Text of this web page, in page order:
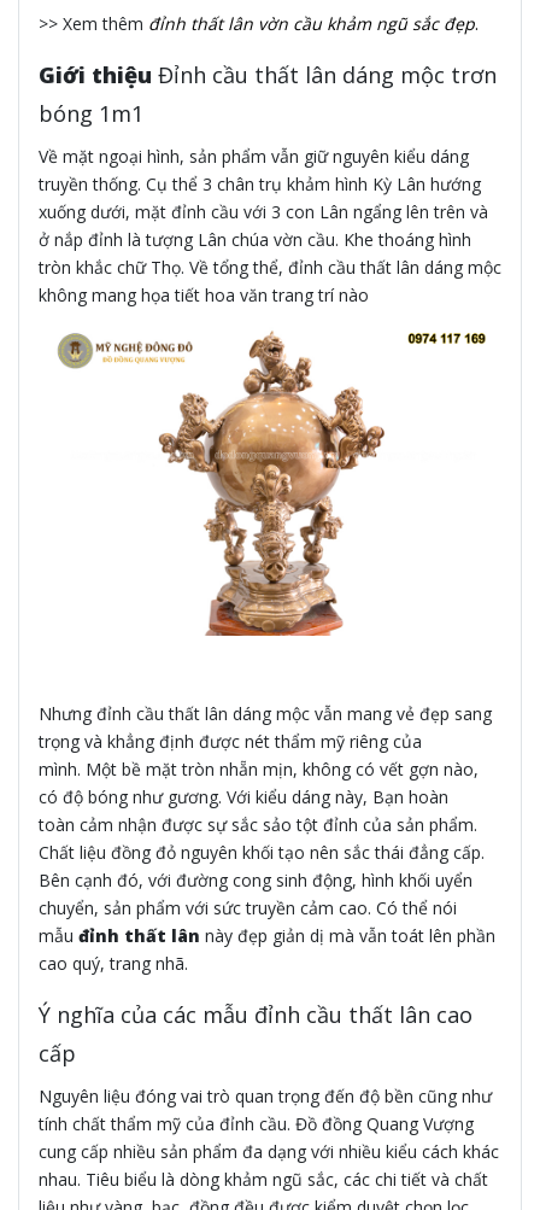
>> Xem thêm đỉnh thất lân vờn cầu khảm ngũ sắc đẹp.
Giới thiệu Đỉnh cầu thất lân dáng mộc trơn
bóng 1m1
Về mặt ngoại hình, sản phẩm vẫn giữ nguyên kiểu dáng
truyền thống. Cụ thể 3 chân trụ khảm hình Kỳ Lân hướng
xuống dưới, mặt đỉnh cầu với 3 con Lân ngẩng lên trên và
ở nắp đỉnh là tượng Lân chúa vờn cầu. Khe thoáng hình
tròn khắc chữ Thọ. Về tổng thể, đỉnh cầu thất lân dáng mộc
không mang họa tiết hoa văn trang trí nào
Nhưng đỉnh cầu thất lân dáng mộc vẫn mang vẻ đẹp sang
trọng và khẳng định được nét thẩm mỹ riêng của
mình. Một bề mặt tròn nhẵn mịn, không có vết gợn nào,
có độ bóng như gương. Với kiểu dáng này, Bạn hoàn
toàn cảm nhận được sự sắc sảo tột đỉnh của sản phẩm.
Chất liệu đồng đỏ nguyên khối tạo nên sắc thái đẳng cấp.
Bên cạnh đó, với đường cong sinh động, hình khối uyển
chuyển, sản phẩm với sức truyền cảm cao. Có thể nói
mẫu đỉnh thất lân này đẹp giản dị mà vẫn toát lên phần
cao quý, trang nhã.
Ý nghĩa của các mẫu đỉnh cầu thất lân cao
cấp
Nguyên liệu đóng vai trò quan trọng đến độ bền cũng như
tính chất thẩm mỹ của đỉnh cầu. Đồ đồng Quang Vượng
cung cấp nhiều sản phẩm đa dạng với nhiều kiểu cách khác
nhau. Tiêu biểu là dòng khảm ngũ sắc, các chi tiết và chất